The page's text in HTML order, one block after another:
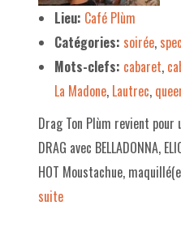
LE PROJET DE TERRITOIRE
LE CAFÉ/RESTO
LES FORMULES
NOS
LA LIBRAIRIE
Lieu: Café Plùm
Catégories: soirée,
Mots-clefs: cabaret,
La Madone, Lautrec,
Drag Ton Plùm revient pour
DRAG avec BELLADONNA,
HOT Moustachue,
suite­­